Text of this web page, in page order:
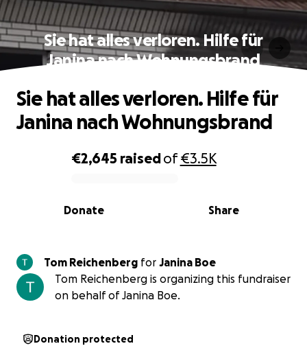
Sie hat alles verloren. Hilfe für
Janina nach Wohnungsbrand
0% complete
€2,645 raisedof€3.5K
Share
Donate
Sie hat alles verloren. Hilfe für
Janina nach Wohnungsbrand
Tom Reichenberg for
Janina Boe
Tom Reichenberg is organizing this fundraiser
on behalf of Janina Boe.
Donation protected